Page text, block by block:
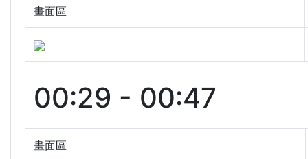
畫面區
00:29 - 00:47
畫面區